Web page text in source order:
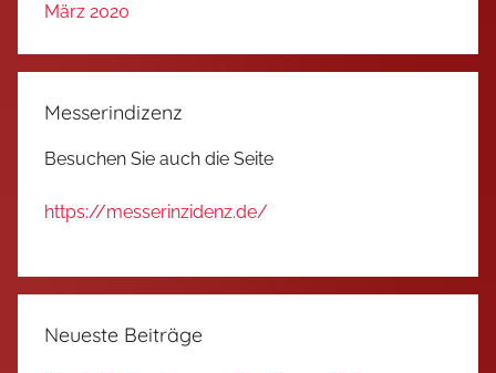
März 2020
Messerindizenz
Besuchen Sie auch die Seite
https://messerinzidenz.de/
Neueste Beiträge